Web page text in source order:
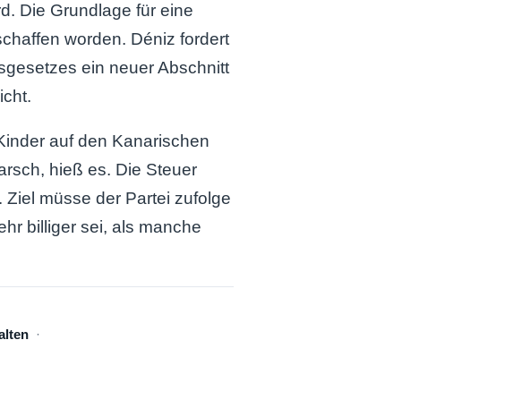
Die Grundlage für eine
worden. Déniz fordert
ein neuer Abschnitt
auf den Kanarischen
hieß es. Die Steuer
müsse der Partei zufolge
billiger sei, als manche